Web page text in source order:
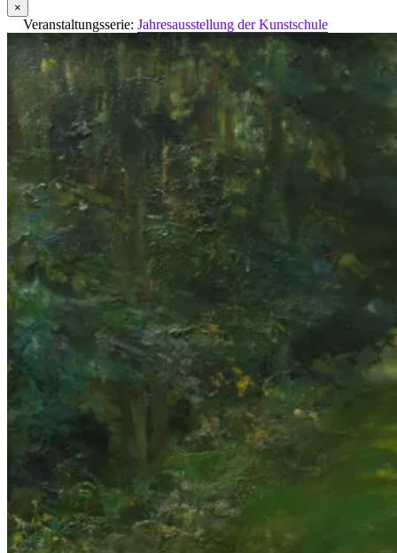
×
Veranstaltungsserie: Jahresausstellung der Kunstschule